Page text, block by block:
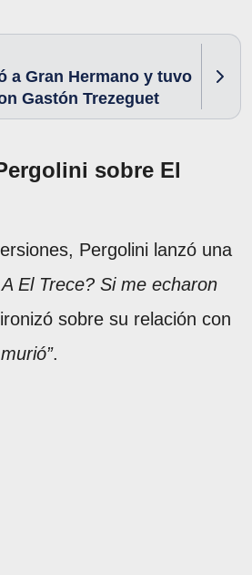
a Gran Hermano y tuvo
Gastón Trezeguet
sobre El
Pergolini lanzó una
El Trece? Si me echaron
sobre su relación con
.